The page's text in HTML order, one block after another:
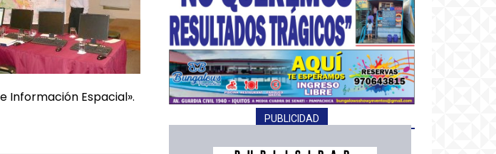
Información Espacial».
PUBLICIDAD